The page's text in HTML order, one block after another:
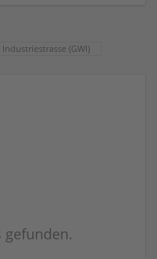
(GWI)
gefunden.